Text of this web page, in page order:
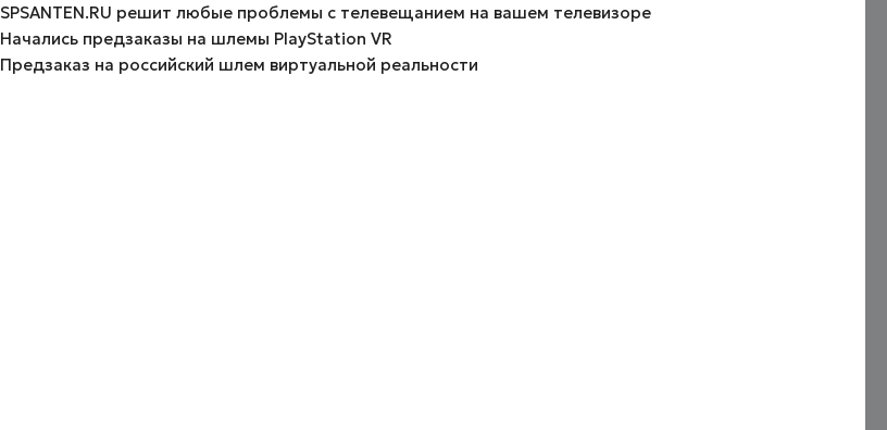
SPSANTEN.RU решит любые проблемы с телевещанием на вашем телевизоре
Начались предзаказы на шлемы PlayStation VR
Предзаказ на российский шлем виртуальной реальности